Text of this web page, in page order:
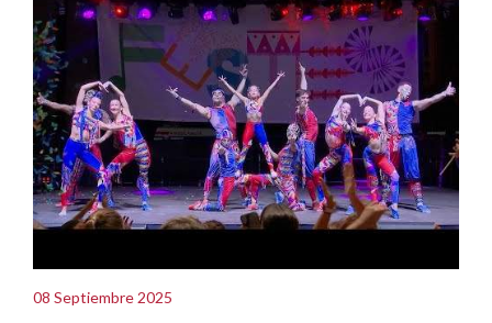
08 Septiembre 2025